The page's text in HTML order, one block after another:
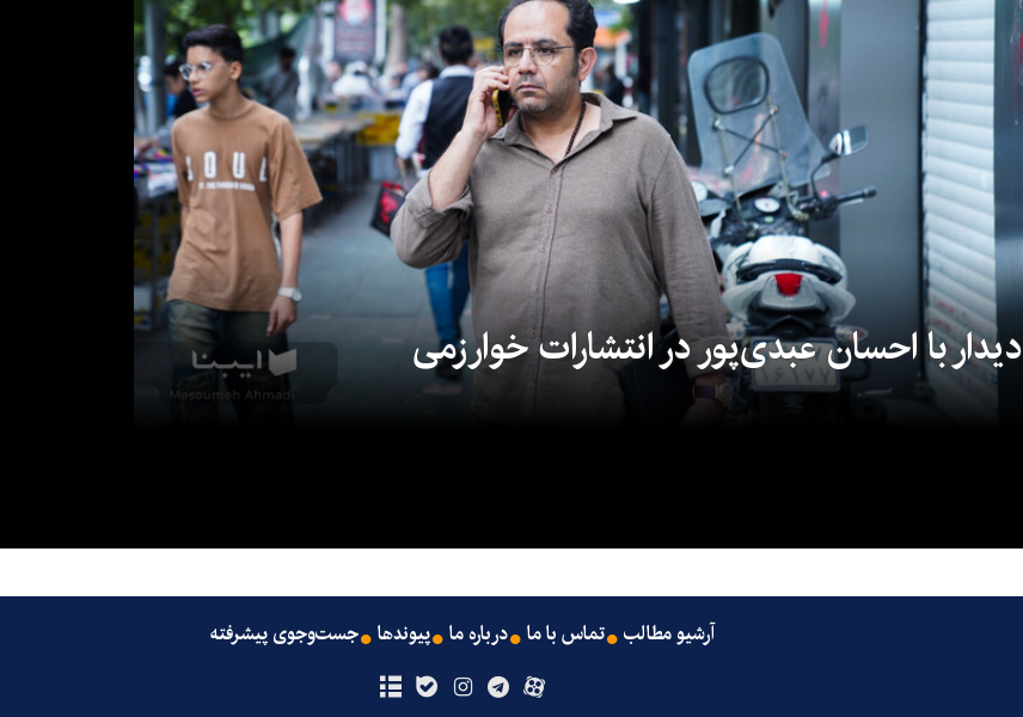
دیدار با احسان عبدی‌پور در انتشارات خوارزمی
آرشیو مطالب تماس با ما درباره ما پیوندها جست‌وجوی پیشرفته